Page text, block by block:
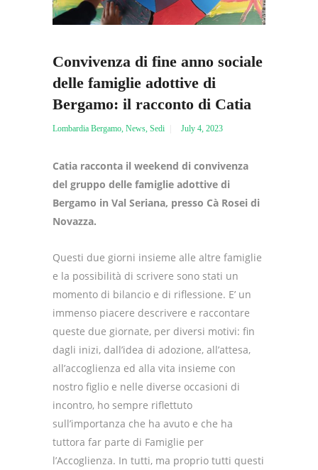
Convivenza di fine anno sociale
delle famiglie adottive di
Bergamo: il racconto di Catia
Lombardia Bergamo News Sedi July 4, 2023
Catia racconta il weekend di convivenza
del gruppo delle famiglie adottive di
Bergamo in Val Seriana, presso Cà Rosei di
Novazza.
Questi due giorni insieme alle altre famiglie
e la possibilità di scrivere sono stati un
momento di bilancio e di riflessione. E’ un
immenso piacere descrivere e raccontare
queste due giornate, per diversi motivi: fin
dagli inizi, dall’idea di adozione, all’attesa,
all’accoglienza ed alla vita insieme con
nostro figlio e nelle diverse occasioni di
incontro, ho sempre riflettuto
sull’importanza che ha avuto e che ha
tuttora far parte di Famiglie per
l’Accoglienza. In tutti, ma proprio tutti questi